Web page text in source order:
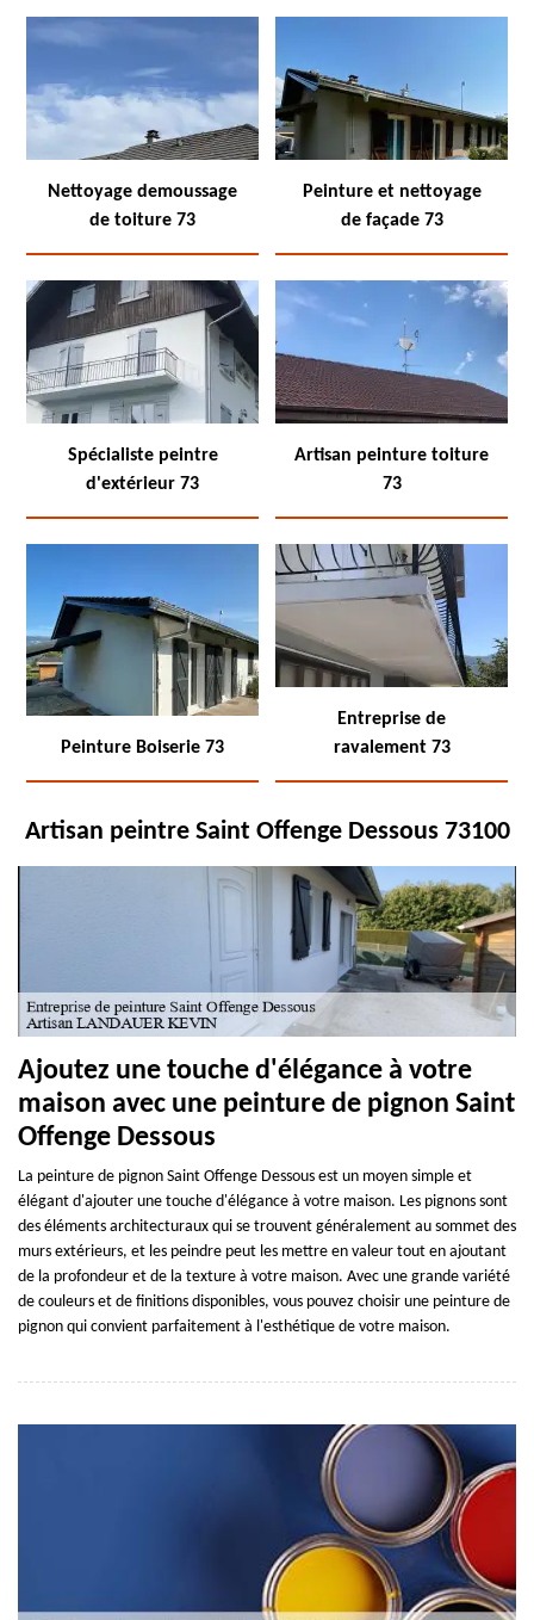
Nettoyage demoussage
de toiture 73
Peinture et nettoyage
de façade 73
Spécialiste peintre
d'extérieur 73
Artisan peinture toiture
73
Peinture Boiserie 73
Entreprise de
ravalement 73
Artisan peintre Saint Offenge Dessous 73100
Ajoutez une touche d'élégance à votre
maison avec une peinture de pignon Saint
Offenge Dessous
La peinture de pignon Saint Offenge Dessous est un moyen simple et
élégant d'ajouter une touche d'élégance à votre maison. Les pignons sont
des éléments architecturaux qui se trouvent généralement au sommet des
murs extérieurs, et les peindre peut les mettre en valeur tout en ajoutant
de la profondeur et de la texture à votre maison. Avec une grande variété
de couleurs et de finitions disponibles, vous pouvez choisir une peinture de
pignon qui convient parfaitement à l'esthétique de votre maison.